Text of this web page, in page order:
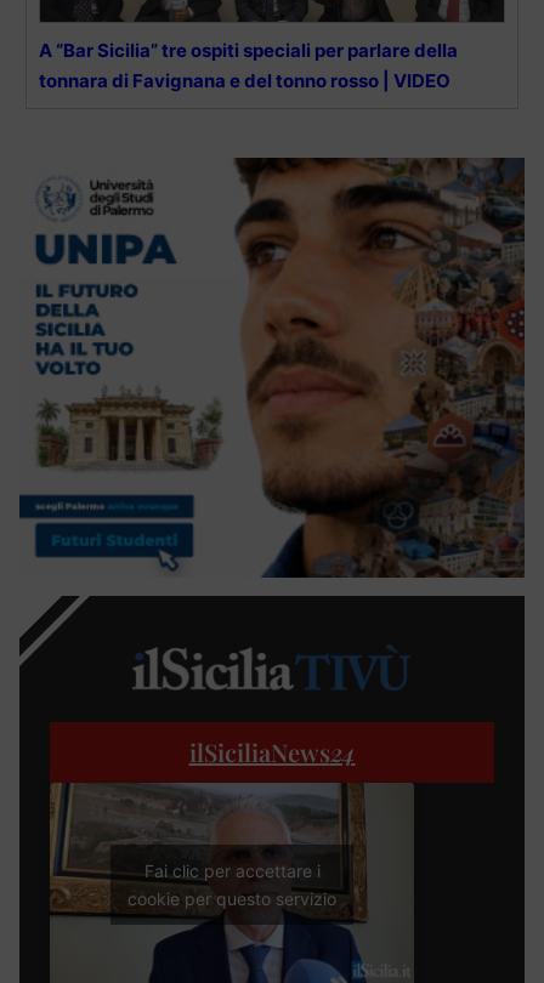
A “Bar Sicilia” tre ospiti speciali per parlare della
tonnara di Favignana e del tonno rosso | VIDEO
ilSiciliaNews24
Fai clic per accettare i
cookie per questo servizio